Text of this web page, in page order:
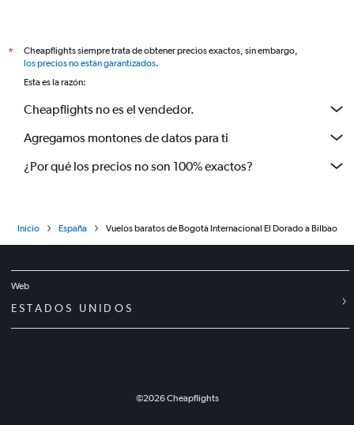
*
Cheapflights siempre trata de obtener precios exactos, sin embargo,
los precios no están garantizados.
Esta es la razón:
Cheapflights no es el vendedor.
Agregamos montones de datos para ti
¿Por qué los precios no son 100% exactos?
Inicio España Vuelos baratos de Bogotá Internacional El Dorado a Bilbao
Web
ESTADOS UNIDOS
©2026Cheapflights